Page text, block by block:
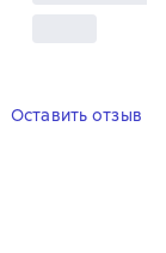
Оставить отзыв